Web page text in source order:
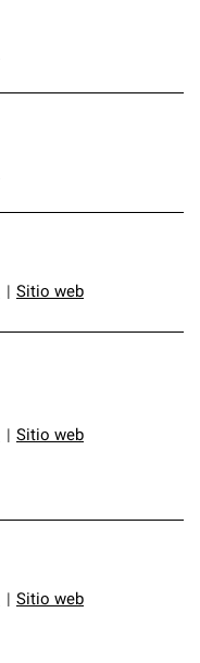
Sitio web
Sitio web
Sitio web